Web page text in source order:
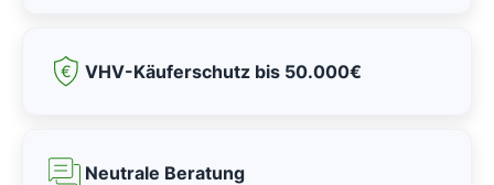
VHV-Käuferschutz bis 50.000€
Neutrale Beratung